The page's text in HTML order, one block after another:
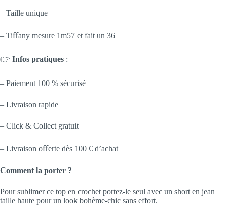
– Taille unique
– Tiﬀany mesure 1m57 et fait un 36
👉 Infos pratiques :
– Paiement 100 % sécurisé
– Livraison rapide
– Click & Collect gratuit
– Livraison oﬀerte dès 100 € d’achat
Comment la porter ?
Pour sublimer ce top en crochet portez-le seul avec un short en jean
taille haute pour un look bohème-chic sans effort.